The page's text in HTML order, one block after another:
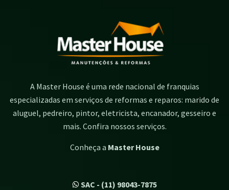
A Master House é uma rede nacional de franquias
especializadas em serviços de reformas e reparos: marido de
aluguel, pedreiro, pintor, eletricista, encanador, gesseiro e
mais. Confira nossos serviços.
Conheça a Master House
SAC - (11) 98043-7875